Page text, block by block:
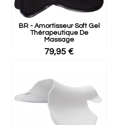
BR - Amortisseur Soft Gel
Thérapeutique De
Massage
79,95 €